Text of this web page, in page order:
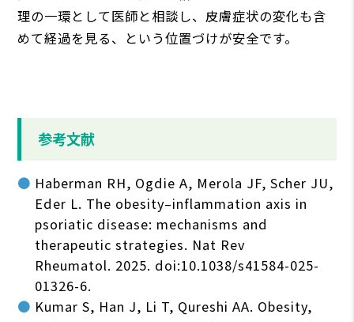
理の一環として医師と相談し、皮膚症状の変化も含
めて経過を見る、という位置づけが安全です。
参考文献
Haberman RH, Ogdie A, Merola JF, Scher JU,
Eder L. The obesity–inflammation axis in
psoriatic disease: mechanisms and
therapeutic strategies. Nat Rev
Rheumatol. 2025. doi:10.1038/s41584-025-
01326-6.
Kumar S, Han J, Li T, Qureshi AA. Obesity,